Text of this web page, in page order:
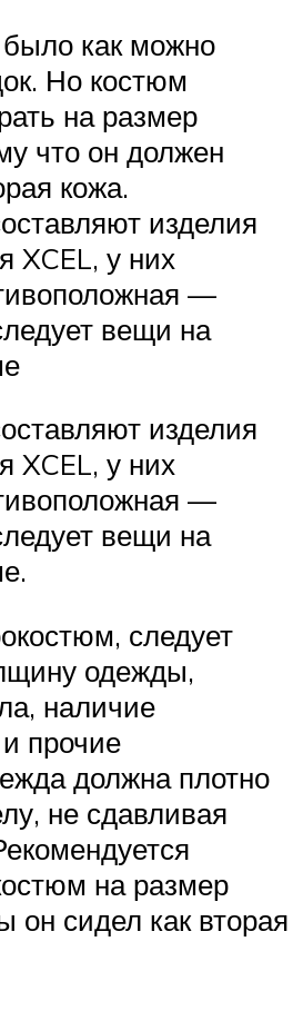
как можно
Но костюм
на размер
что он должен
кожа.
изделия
XCEL, у них
—
вещи на
изделия
XCEL, у них
—
вещи на
следует
одежды,
наличие
прочие
должна плотно
не сдавливая
на размер
он сидел как вторая